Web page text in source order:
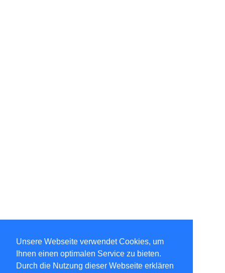
Unsere Webseite verwendet Cookies, um
Ihnen einen optimalen Service zu bieten.
Durch die Nutzung dieser Webseite erklären